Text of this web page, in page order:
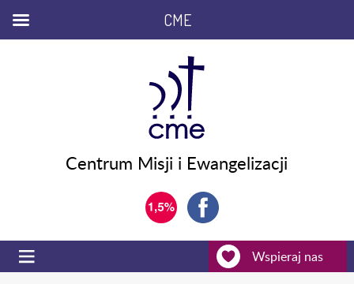
Centrum Misji i Ewangelizacji
Wspieraj nas
CME